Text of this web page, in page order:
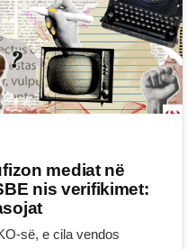
mediat në
nis verifikimet:
së, e cila vendos